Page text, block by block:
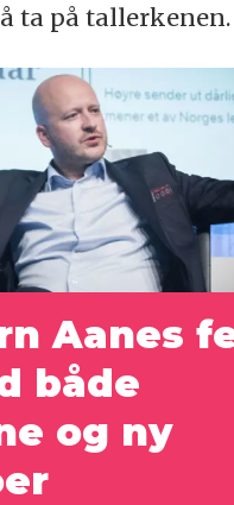
ta på tallerkenen.
Aanes
både
og ny